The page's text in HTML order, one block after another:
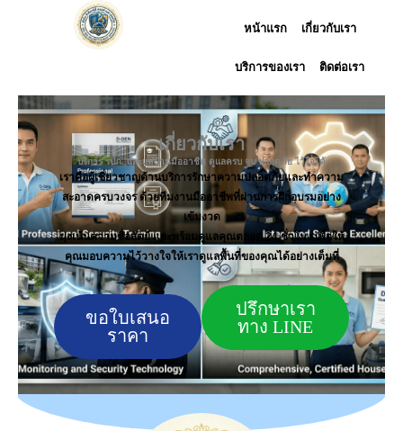
หน้าแรก เกี่ยวกับเรา
บริการของเรา ติดต่อเรา
เกี่ยวกับเรา
บริการ รปภ. และแม่บ้านมืออาชีพ ดูแลครบ จบ ปลอดภัย ไว้ใจได้
เราคือผู้เชี่ยวชาญด้านบริการรักษาความปลอดภัยและทำความ
สะอาดครบวงจร ด้วยทีมงานมืออาชีพที่ผ่านการฝึกอบรมอย่าง
เข้มงวด
มุ่งเน้นความซื่อสัตย์ และพร้อมดูแลคุณตลอด 24 ชั่วโมง เพื่อให้
คุณมอบความไว้วางใจให้เราดูแลพื้นที่ของคุณได้อย่างเต็มที่
ขอใบเสนอ
ราคา
ปรึกษาเรา
ทาง LINE